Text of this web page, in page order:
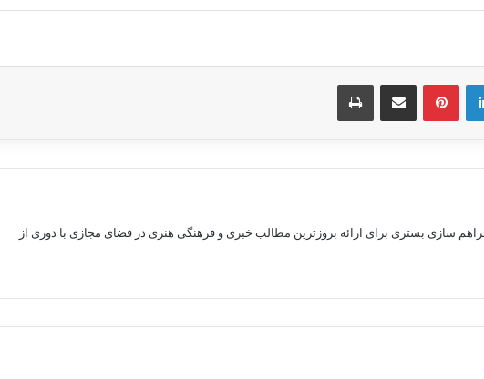
لینکدین پینترستاشتراک گذاری از طریق ایمیل چاپ
سلام، از سال 1398 با هدف فراهم سازی بستری برای ارائه بروزترین مطالب خبری و فرهنگی هنری در فضای مجازی با دوری از